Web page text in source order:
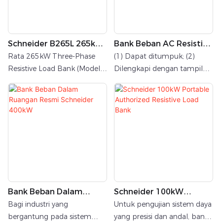
Schneider B265L 265kW
Bank Beban AC Resistif
Untuk Pengujian UPS
Rata 265kW Three-Phase
Resistive Load Bank (Model:
B265L) telah mendapatkan
otorisasi dari Schneider. Alat
ini memiliki desain kontainer,
verifikasi kinerja peralatan
daya tinggi seperti genset,
sistem UPS, transformator,
dan konverter daya.
Bank Beban AC Resistif
250kW Untuk Pengujian
Generator H2
(1) Dapat ditumpuk; (2)
Dilengkapi dengan tampilan
suhu udara masuk dan
keluar; (3) Sirkuit beban
utama menggunakan
dilepas; (6) Pengujian &
pengoperasian generator;
Pengujian UPS/PDU pusat
data; Energi terbarukan
Bank Beban Dalam
Ruangan Resmi
Schneider 400kW
Bagi industri yang
bergantung pada sistem
Schneider 100kW
Portable Authorized
Resistive Load Bank
Untuk pengujian sistem daya
yang presisi dan andal, bank